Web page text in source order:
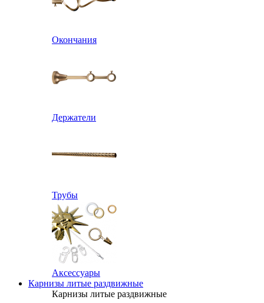
Окончания
Держатели
Трубы
Аксессуары
Карнизы литые раздвижные
Карнизы литые раздвижные